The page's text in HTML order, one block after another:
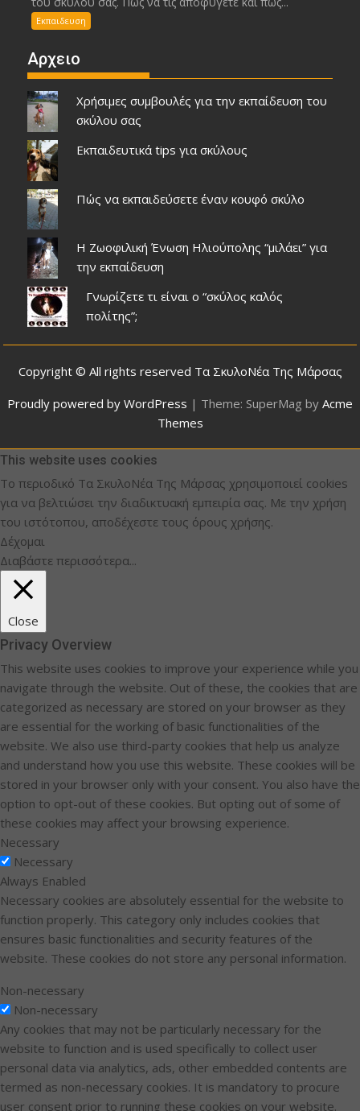
Εκπαιδευση
Αρχειο
Χρήσιμες συμβουλές για την εκπαίδευση του
σκύλου σας
Εκπαιδευτικά tips για σκύλους
Πώς να εκπαιδεύσετε έναν κουφό σκύλο
Η Ζωοφιλική Ένωση Ηλιούπολης “μιλάει” για
την εκπαίδευση
Γνωρίζετε τι είναι ο “σκύλος καλός
πολίτης”;
Copyright © All rights reserved Τα ΣκυλοΝέα Της Μάρσας
Proudly powered by WordPress | Theme: SuperMag by Acme
Themes
This website uses cookies
Το περιοδικό Τα ΣκυλοΝέα Της Μάρσας χρησιμοποιεί cookies
για να βελτιώσει την διαδικτυακή εμπειρία σας. Με την χρήση
του ιστότοπου, αποδέχεστε τους όρους χρήσης.
Δέχομαι
Διαβάστε περισσότερα...
Close
Privacy Overview
This website uses cookies to improve your experience while you
navigate through the website. Out of these, the cookies that are
categorized as necessary are stored on your browser as they
are essential for the working of basic functionalities of the
website. We also use third-party cookies that help us analyze
and understand how you use this website. These cookies will be
stored in your browser only with your consent. You also have the
option to opt-out of these cookies. But opting out of some of
these cookies may affect your browsing experience.
Necessary
Necessary
Always Enabled
Necessary cookies are absolutely essential for the website to
function properly. This category only includes cookies that
ensures basic functionalities and security features of the
website. These cookies do not store any personal information.
Non-necessary
Non-necessary
Any cookies that may not be particularly necessary for the
website to function and is used specifically to collect user
personal data via analytics, ads, other embedded contents are
termed as non-necessary cookies. It is mandatory to procure
user consent prior to running these cookies on your website.